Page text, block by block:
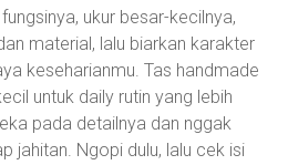
ukur besar-kecilnya,
material, lalu biarkan karakter
keseharianmu. Tas handmade
untuk daily rutin yang lebih
pada detailnya dan nggak
jahitan. Ngopi dulu, lalu cek isi